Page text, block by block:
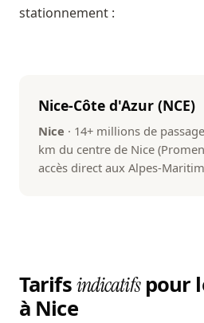
stationnement :
Nice-Côte d'Azur (NCE)
Nice · 14+ millions de
km du centre de Nice
accès direct aux Alpes-
Tarifsindicatifspour
à Nice